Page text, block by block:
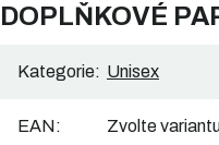
DOPLŇKOVÉ
Kategorie: Unisex
EAN: Zvolte